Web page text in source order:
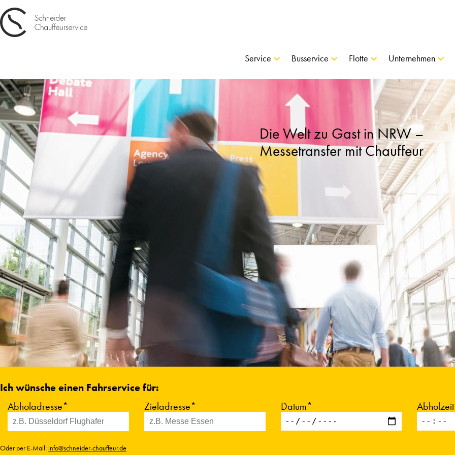
Service Busservice Flotte Unternehmen
Die Welt zu Gast in NRW –
Messetransfer mit Chauffeur
Ich wünsche einen Fahrservice für:
Abholadresse*
Zieladresse* Datum*
Oder per E-Mail:info@schneider-chauffeur.de